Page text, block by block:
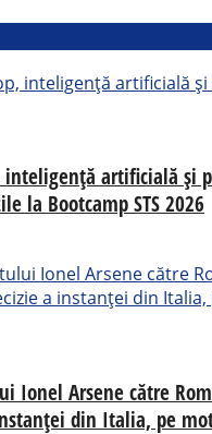
inteligență artificială și
la Bootcamp STS 2026
Ionel Arsene către
din Italia, pe